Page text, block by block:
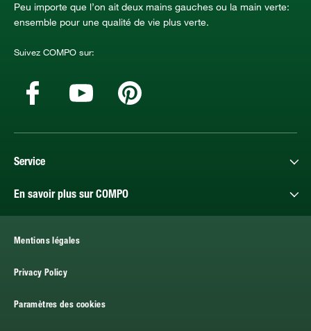
Peu importe que l’on ait deux mains gauches ou la main verte:
ensemble pour une qualité de vie plus verte.
Suivez COMPO sur:
Service
En savoir plus sur COMPO
Mentions légales
Privacy Policy
Paramètres des cookies